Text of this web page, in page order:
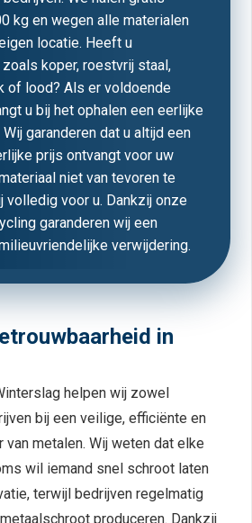
kg en wegen alle materialen
locatie. Heeft u
koper, roestvrij staal,
of lood? Als er voldoende
u bij het ophalen een eerlijke
garanderen dat u altijd een
prijs ontvangt voor uw
niet van tevoren te
volledig voor u. Dankzij onze
garanderen wij een
verwijdering.
in
helpen wij zowel
bij een veilige, efficiënte en
metalen. Wij weten dat elke
wil iemand snel schroot laten
terwijl bedrijven regelmatig
produceren. Dankzij